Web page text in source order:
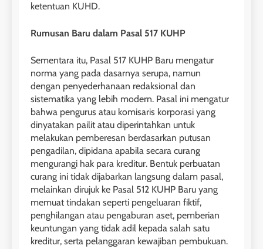
ketentuan KUHD.
Rumusan Baru dalam Pasal 517 KUHP
Sementara itu, Pasal 517 KUHP Baru mengatur
norma yang pada dasarnya serupa, namun
dengan penyederhanaan redaksional dan
sistematika yang lebih modern. Pasal ini mengatur
bahwa pengurus atau komisaris korporasi yang
dinyatakan pailit atau diperintahkan untuk
melakukan pemberesan berdasarkan putusan
pengadilan, dipidana apabila secara curang
mengurangi hak para kreditur. Bentuk perbuatan
curang ini tidak dijabarkan langsung dalam pasal,
melainkan dirujuk ke Pasal 512 KUHP Baru yang
memuat tindakan seperti pengeluaran fiktif,
penghilangan atau pengaburan aset, pemberian
keuntungan yang tidak adil kepada salah satu
kreditur, serta pelanggaran kewajiban pembukuan.